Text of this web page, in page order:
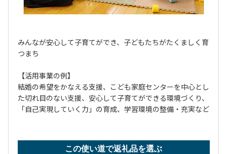
みんなが安心して子育てができ、子どもたちがたくましく育
つまち
【活用事業の例】
結婚の希望をかなえる支援、こども家庭センターを中心とし
た切れ目のない支援、安心して子育てができる環境づくり、
「自己実現していく力」の育成、学習環境の整備・充実など
この使い道で返礼品を選ぶ